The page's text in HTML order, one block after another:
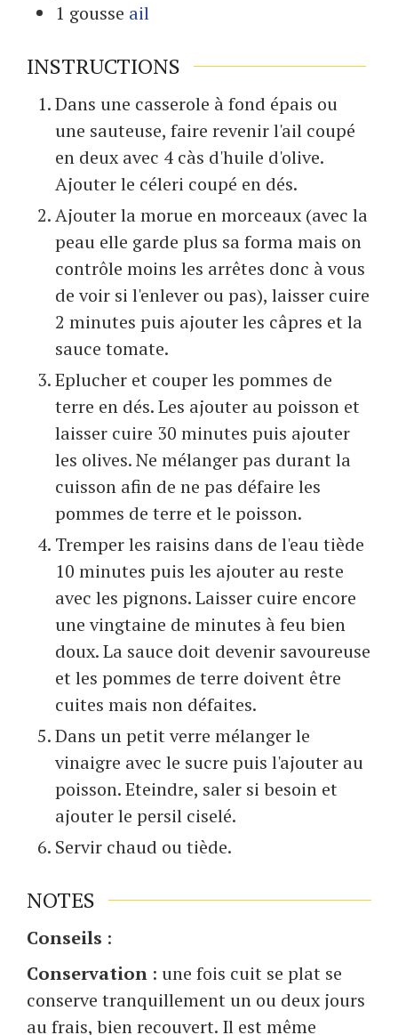
1 gousse ail
INSTRUCTIONS
Dans une casserole à fond épais ou
une sauteuse, faire revenir l'ail coupé
en deux avec 4 càs d'huile d'olive.
Ajouter le céleri coupé en dés.
Ajouter la morue en morceaux (avec la
peau elle garde plus sa forma mais on
contrôle moins les arrêtes donc à vous
de voir si l'enlever ou pas), laisser cuire
2 minutes puis ajouter les câpres et la
sauce tomate.
Eplucher et couper les pommes de
terre en dés. Les ajouter au poisson et
laisser cuire 30 minutes puis ajouter
les olives. Ne mélanger pas durant la
cuisson afin de ne pas défaire les
pommes de terre et le poisson.
Tremper les raisins dans de l'eau tiède
10 minutes puis les ajouter au reste
avec les pignons. Laisser cuire encore
une vingtaine de minutes à feu bien
doux. La sauce doit devenir savoureuse
et les pommes de terre doivent être
cuites mais non défaites.
Dans un petit verre mélanger le
vinaigre avec le sucre puis l'ajouter au
poisson. Eteindre, saler si besoin et
ajouter le persil ciselé.
Servir chaud ou tiède.
NOTES
Conseils :
Conservation : une fois cuit se plat se
conserve tranquillement un ou deux jours
au frais, bien recouvert. Il est même